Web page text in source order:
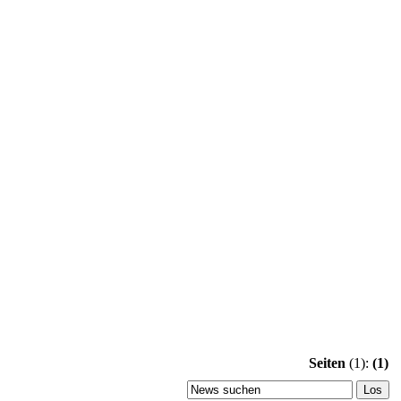
Seiten (1): (1)